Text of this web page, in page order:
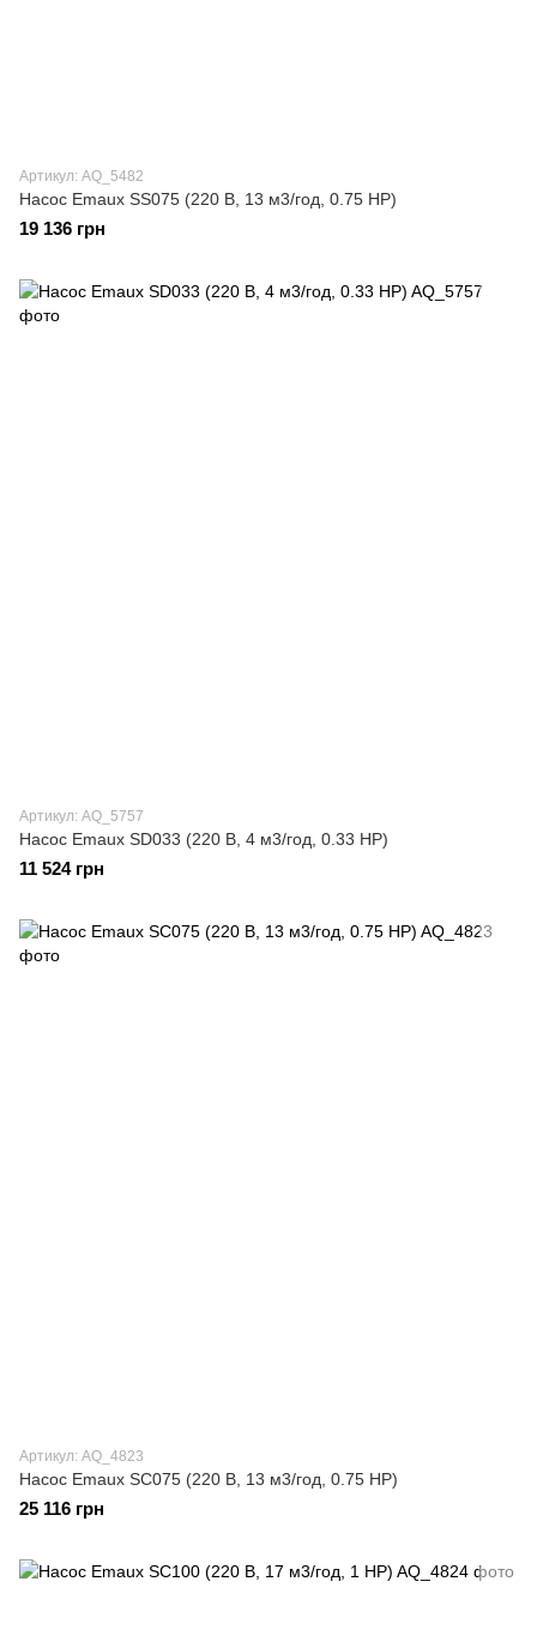
Артикул: AQ_5482
Насос Emaux SS075 (220 В, 13 м3/год, 0.75 HP)
19 136 грн
Артикул: AQ_5757
Насос Emaux SD033 (220 В, 4 м3/год, 0.33 HP)
11 524 грн
Артикул: AQ_4823
Насос Emaux SC075 (220 В, 13 м3/год, 0.75 HP)
25 116 грн